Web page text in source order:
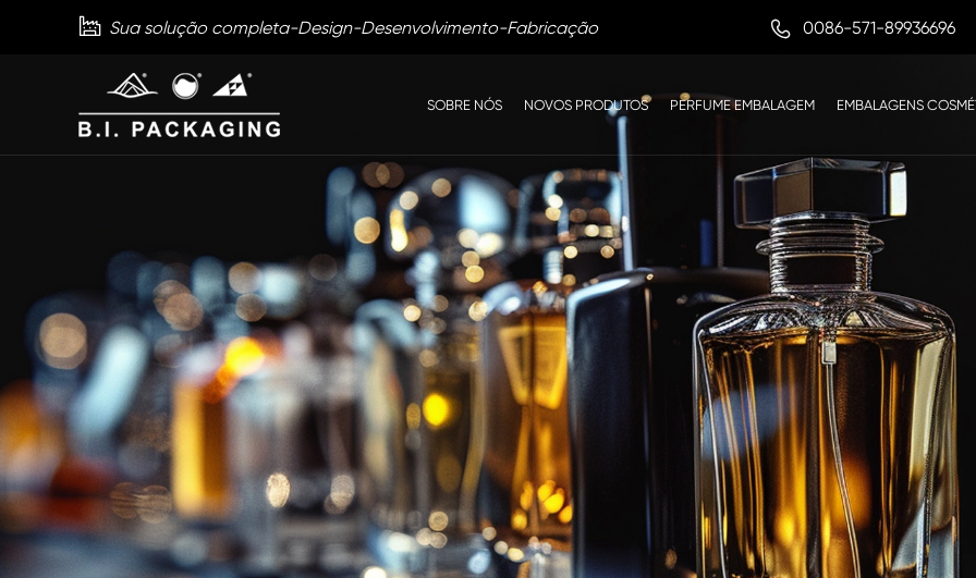
 Sua solução completa-Design-Desenvolvimento-Fabricação  0086-571-89936696
SOBRE NÓS NOVOS PRODUTOS PERFUME EMBALAGEM EMBALAGENS